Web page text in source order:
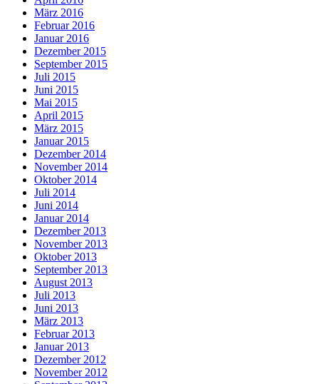
März 2016
Februar 2016
Januar 2016
Dezember 2015
September 2015
Juli 2015
Juni 2015
Mai 2015
April 2015
März 2015
Januar 2015
Dezember 2014
November 2014
Oktober 2014
Juli 2014
Juni 2014
Januar 2014
Dezember 2013
November 2013
Oktober 2013
September 2013
August 2013
Juli 2013
Juni 2013
März 2013
Februar 2013
Januar 2013
Dezember 2012
November 2012